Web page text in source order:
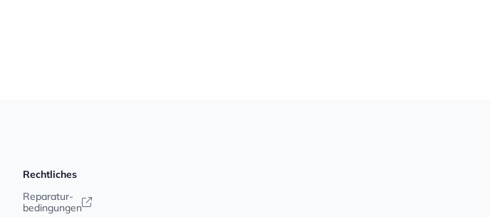
Rechtliches
Reparatur-
bedingungen